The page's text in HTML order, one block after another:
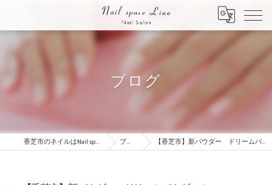
ブログ
香芝市のネイルはNail space Lino ブログ 【香芝市】新パウダー ドリームパウダー！